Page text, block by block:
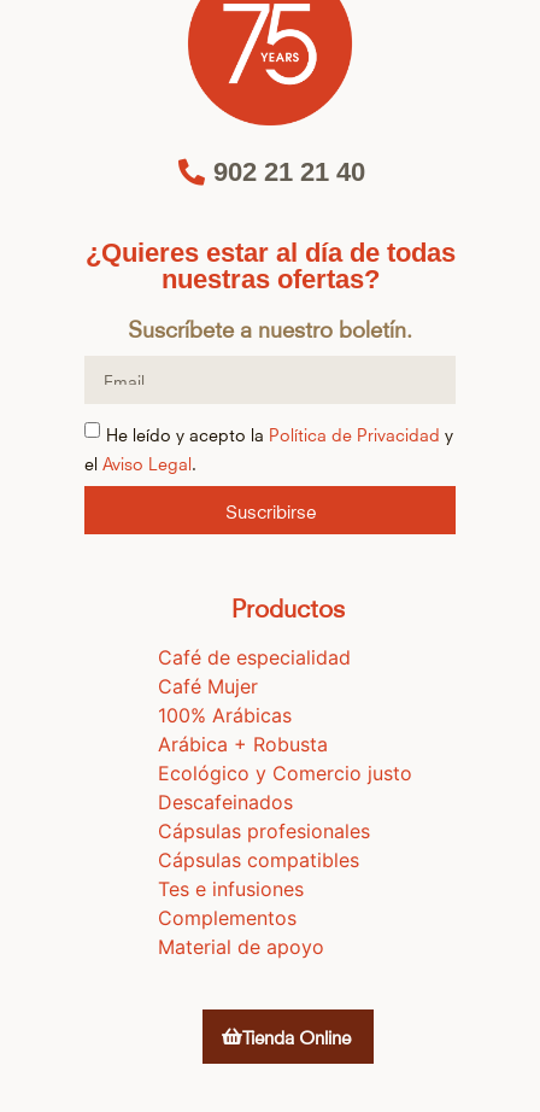
902 21 21 40
¿Quieres estar al día de todas
nuestras ofertas?
Suscríbete a nuestro boletín.
He leído y acepto la Política de Privacidad y
el Aviso Legal
Suscribirse
Productos
Café de especialidad
Café Mujer
100% Arábicas
Arábica + Robusta
Ecológico y Comercio justo
Descafeinados
Cápsulas profesionales
Cápsulas compatibles
Tes e infusiones
Complementos
Material de apoyo
Tienda Online